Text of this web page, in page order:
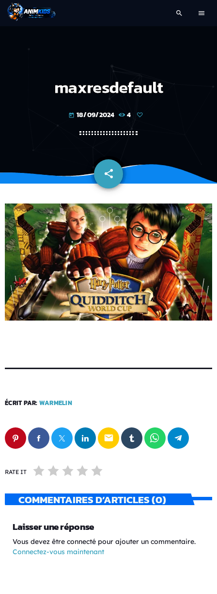
search menu
maxresdefault
today 18/09/2024 4
share
email
ÉCRIT PAR: WARMELIN
email
RATE IT
COMMENTAIRES D’ARTICLES (0)
Laisser une réponse
Vous devez être connecté pour ajouter un commentaire.
Connectez-vous maintenant